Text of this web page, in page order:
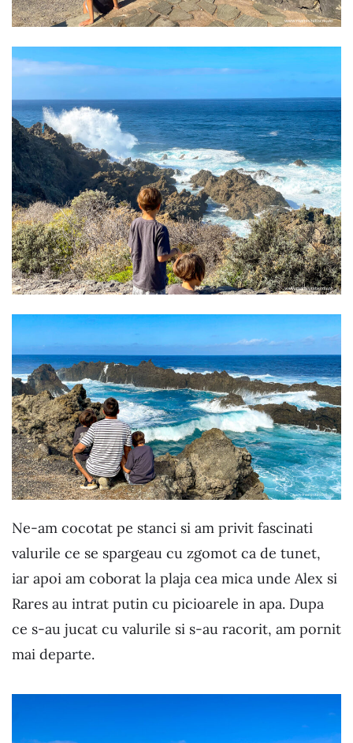
Ne-am cocotat pe stanci si am privit fascinati
valurile ce se spargeau cu zgomot ca de tunet,
iar apoi am coborat la plaja cea mica unde Alex si
Rares au intrat putin cu picioarele in apa. Dupa
ce s-au jucat cu valurile si s-au racorit, am pornit
mai departe.